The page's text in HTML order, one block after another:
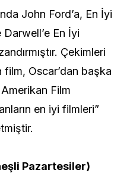
John Ford’a, En İyi
En İyi
Çekimleri
Oscar’dan başka
Film
en iyi filmleri”
Pazartesiler)